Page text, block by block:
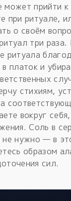
может прийти к
при ритуале,
о своём
три раза.
ритуала
в платок и
стихиям,
вокруг
Соль в
не нужно — в
образом
сил.